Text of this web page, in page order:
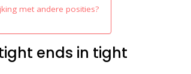
met andere posities?
ends in tight